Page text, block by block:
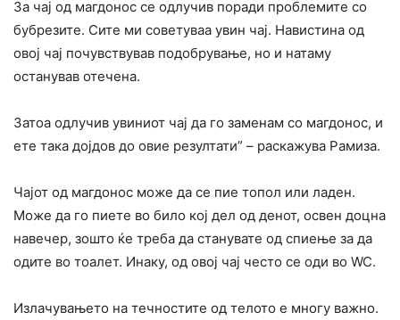
За чај од магдонос се одлучив поради проблемите со
бубрезите. Сите ми советуваа увин чај. Навистина од
овој чај почувствував подобрување, но и натаму
останував отечена.
Затоа одлучив увиниот чај да го заменам со магдонос, и
ете така дојдов до овие резултати” – раскажува Рамиза.
Чајот од магдонос може да се пие топол или ладен.
Може да го пиете во било кој дел од денот, освен доцна
навечер, зошто ќе треба да станувате од спиење за да
одите во тоалет. Инаку, од овој чај често се оди во WC.
Излачувањето на течностите од телото е многу важно.